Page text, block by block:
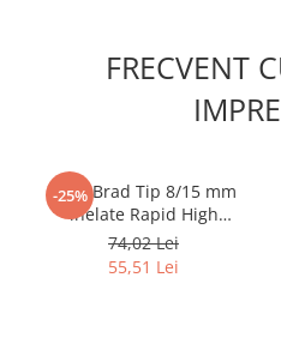
FRECVENT
-25%
Cuie Brad Tip 8/15 mm
inelate Rapid High
Performance pentru plinte,
baghete decorative si
mobilier, 5000 bucati
74,02 Lei
55,51 Lei